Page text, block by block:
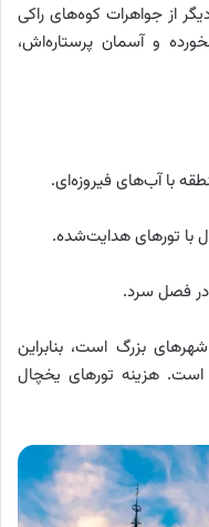
از جواهرات کوه‌های راکی
و آسمان پرستاره‌اش،
با آب‌های فیروزه‌ای.
با تورهای هدایت‌شده.
در فصل سرد.
بزرگ است، بنابراین
است. هزینه تورهای یخچال